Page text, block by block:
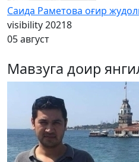
Саида Раметова оғир
visibility20218
05 август
Мавзуга доир